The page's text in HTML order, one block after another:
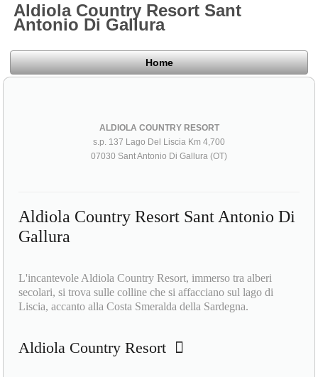
Aldiola Country Resort Sant
Antonio Di Gallura
Home
ALDIOLA COUNTRY RESORT
s.p. 137 Lago Del Liscia Km 4,700
07030 Sant Antonio Di Gallura (OT)
Aldiola Country Resort Sant Antonio Di
Gallura
L'incantevole Aldiola Country Resort, immerso tra alberi
secolari, si trova sulle colline che si affacciano sul lago di
Liscia, accanto alla Costa Smeralda della Sardegna.
Aldiola Country Resort